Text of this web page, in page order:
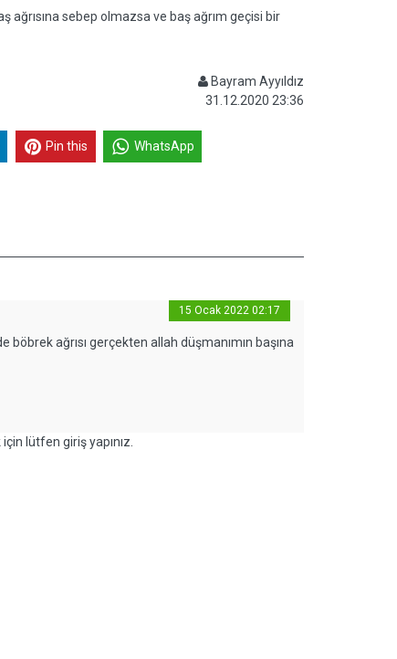
ağrısına sebep olmazsa ve baş ağrım geçisi bir
Bayram Ayyıldız
31.12.2020 23:36
Pin this WhatsApp
15 Ocak 2022 02:17
böbrek ağrısı gerçekten allah düşmanımın başına
lütfen giriş yapınız.